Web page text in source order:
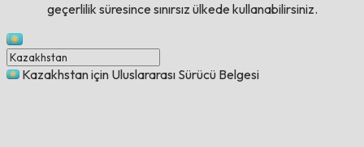
geçerlilik süresince sınırsız ülkede kullanabilirsiniz.
Kazakhstan için Uluslararası Sürücü Belgesi